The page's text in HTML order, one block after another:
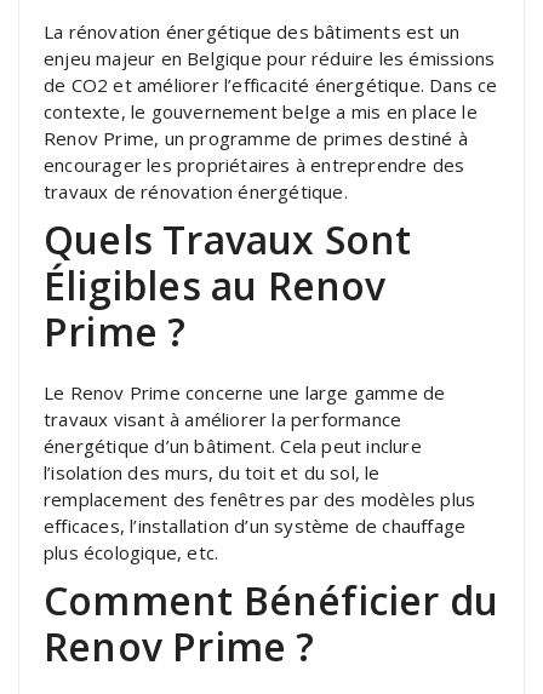
La rénovation énergétique des bâtiments est un
enjeu majeur en Belgique pour réduire les émissions
de CO2 et améliorer l’efficacité énergétique. Dans ce
contexte, le gouvernement belge a mis en place le
Renov Prime, un programme de primes destiné à
encourager les propriétaires à entreprendre des
travaux de rénovation énergétique.
Quels Travaux Sont
Éligibles au Renov
Prime ?
Le Renov Prime concerne une large gamme de
travaux visant à améliorer la performance
énergétique d’un bâtiment. Cela peut inclure
l’isolation des murs, du toit et du sol, le
remplacement des fenêtres par des modèles plus
efficaces, l’installation d’un système de chauffage
plus écologique, etc.
Comment Bénéficier du
Renov Prime ?